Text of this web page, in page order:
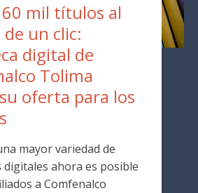
60 mil títulos al
de un clic:
digital de
Tolima
oferta para los
mayor variedad de
digitales ahora es posible
a Comfenalco